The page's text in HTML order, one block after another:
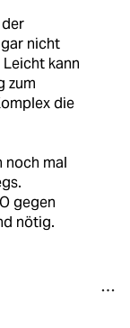
nicht
Leicht kann
zum
die
noch mal
gegen
nötig.